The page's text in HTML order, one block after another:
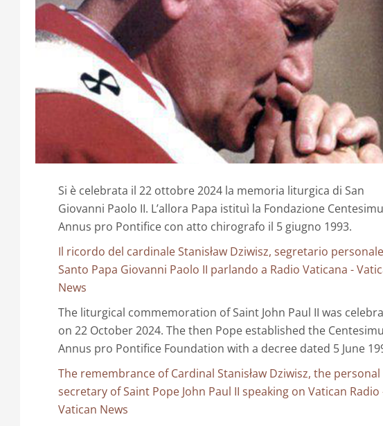
Si è celebrata il 22 ottobre 2024 la memoria liturgica di San
Giovanni Paolo II. L’allora Papa istituì la Fondazione
Annus pro Pontifice con atto chirografo il 5 giugno 1993.
Il ricordo del cardinale Stanisław Dziwisz, segretario
Santo Papa Giovanni Paolo II parlando a Radio Vaticana -
News
The liturgical commemoration of Saint John Paul II was
on 22 October 2024. The then Pope established the
Annus pro Pontifice Foundation with a decree dated 5 June
The remembrance of Cardinal Stanisław Dziwisz, the personal
secretary of Saint Pope John Paul II speaking on Vatican Radio
Vatican News